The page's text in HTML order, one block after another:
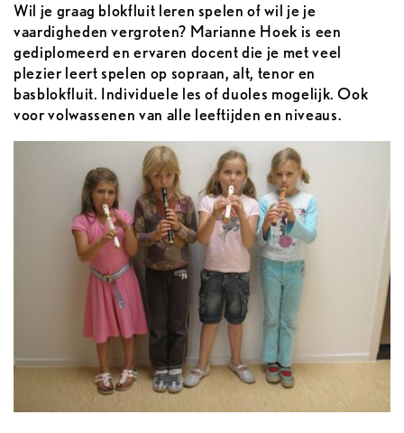
Wil je graag blokfluit leren spelen of wil je je
vaardigheden vergroten? Marianne Hoek is een
gediplomeerd en ervaren docent die je met veel
plezier leert spelen op sopraan, alt, tenor en
basblokfluit. Individuele les of duoles mogelijk. Ook
voor volwassenen van alle leeftijden en niveaus.